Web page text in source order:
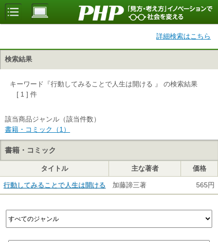
詳細検索はこちら
検索結果
キーワード『行動してみることで人生は開ける 』 の検索結果
[ 1 ] 件
該当商品ジャンル（該当件数）
書籍・コミック（1）
書籍・コミック
タイトル 主な著者 価格
行動してみることで人生は開ける 加藤諦三著 565円